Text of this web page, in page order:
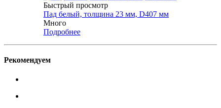
Быстрый просмотр
Пад белый, толщина 23 мм, D407 мм
Много
Подробнее
Рекомендуем